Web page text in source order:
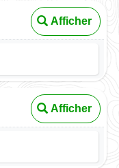
Afficher
Afficher